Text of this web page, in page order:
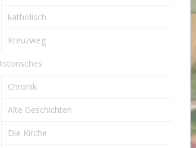
katholisch
Kreuzweg
Chronik
Alte Geschichten
Die Kirche